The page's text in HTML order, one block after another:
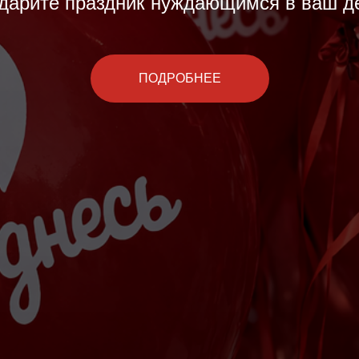
ПОДРОБНЕЕ